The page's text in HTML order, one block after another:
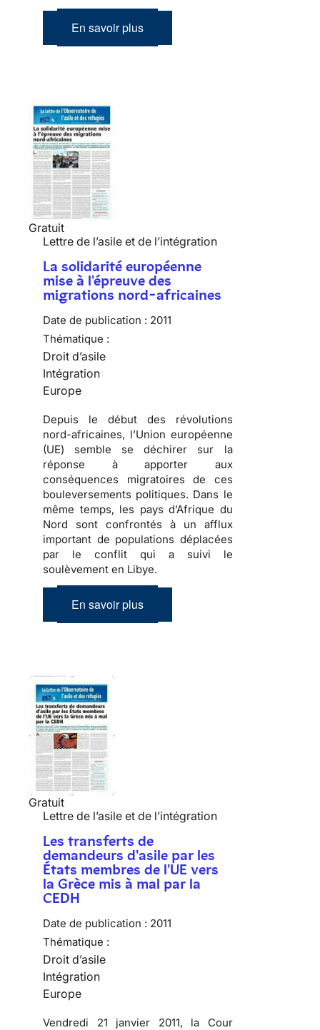
En savoir plus
Gratuit
Lettre de l’asile et de l’intégration
La solidarité européenne
mise à l'épreuve des
migrations nord-africaines
Date de publication : 2011
Thématique :
Droit d’asile
Intégration
Europe
Depuis le début des révolutions
nord-africaines, l’Union européenne
(UE) semble se déchirer sur la
réponse à apporter aux
conséquences migratoires de ces
bouleversements politiques. Dans le
même temps, les pays d’Afrique du
Nord sont confrontés à un afflux
important de populations déplacées
par le conflit qui a suivi le
soulèvement en Libye.
En savoir plus
Gratuit
Lettre de l’asile et de l’intégration
Les transferts de
demandeurs d'asile par les
États membres de l'UE vers
la Grèce mis à mal par la
CEDH
Date de publication : 2011
Thématique :
Droit d’asile
Intégration
Europe
Vendredi 21 janvier 2011, la Cour